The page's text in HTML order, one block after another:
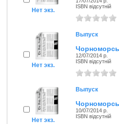
Нет экз.
ISBN відсутній
Нет экз.
Выпуск
12/07/2014 р.
ISBN відсутній
Нет экз.
Выпуск
10/07/2014 р.
ISBN відсутній